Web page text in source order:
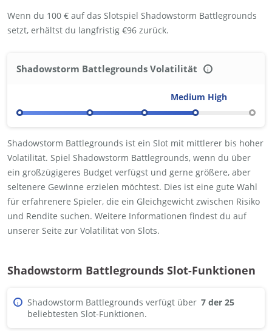
Wenn du 100 € auf das Slotspiel Shadowstorm Battlegrounds
setzt, erhältst du langfristig €96 zurück.
Shadowstorm Battlegrounds Volatilität i
Mittel-Hoch
Shadowstorm Battlegrounds ist ein Slot mit mittlerer bis hoher
Volatilität. Spiel Shadowstorm Battlegrounds, wenn du über
ein großzügigeres Budget verfügst und gerne größere, aber
seltenere Gewinne erzielen möchtest. Dies ist eine gute Wahl
für erfahrenere Spieler, die ein Gleichgewicht zwischen Risiko
und Rendite suchen. Weitere Informationen findest du auf
unserer Seite zur Volatilität von Slots.
Shadowstorm Battlegrounds Slot-Funktionen
i Shadowstorm Battlegrounds verfügt über 7 der 25
beliebtesten Slot-Funktionen.